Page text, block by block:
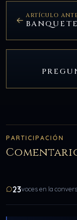
ARTÍCULO
PARTICIPACIÓN
23voces en la